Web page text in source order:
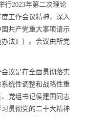
2023年第二次理论
工作会议精神，深入
共产党重大事项请示
法》）。会议由所党
议是在全面贯彻落实
统性调整和战略性重
党组书记侯建国同志
贯彻党的二十大精神